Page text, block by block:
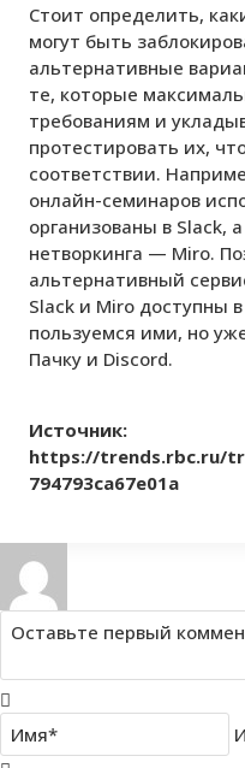
Стоит определить,
могут быть
альтернативные
те, которые
требованиям и
протестировать их,
соответствии.
онлайн-семинаров
организованы в Slack,
нетворкинга — Miro.
альтернативный
Slack и Miro доступны
пользуемся ими, но
Пачку и Discord.
Источник:
https://trends.rbc.ru/
794793ca67e01a